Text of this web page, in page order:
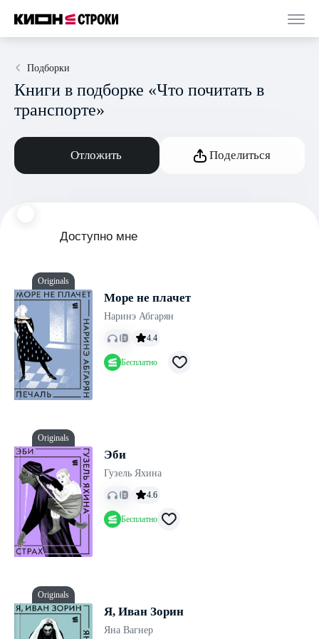
Подборки
Книги в подборке «Что почитать в
транспорте»
Отложить Поделиться
Доступно мне
Originals
Море не плачет
Наринэ Абгарян
4.4
Бесплатно
Originals
Эби
Гузель Яхина
4.6
Бесплатно
Originals
Я, Иван Зорин
Яна Вагнер